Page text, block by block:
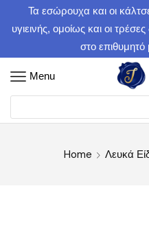
Τα εσώρουχα και οι
υγιεινής, ομοίως και οι
στο επιθυμητό
Menu
Home Λευκά